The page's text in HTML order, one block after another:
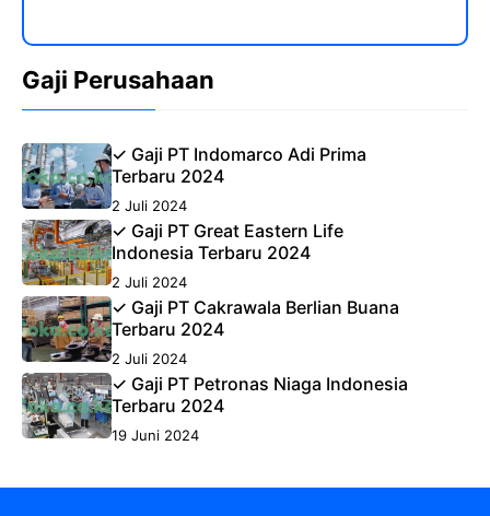
Gaji Perusahaan
✓ Gaji PT Indomarco Adi Prima
Terbaru 2024
2 Juli 2024
✓ Gaji PT Great Eastern Life
Indonesia Terbaru 2024
2 Juli 2024
✓ Gaji PT Cakrawala Berlian Buana
Terbaru 2024
2 Juli 2024
✓ Gaji PT Petronas Niaga Indonesia
Terbaru 2024
19 Juni 2024